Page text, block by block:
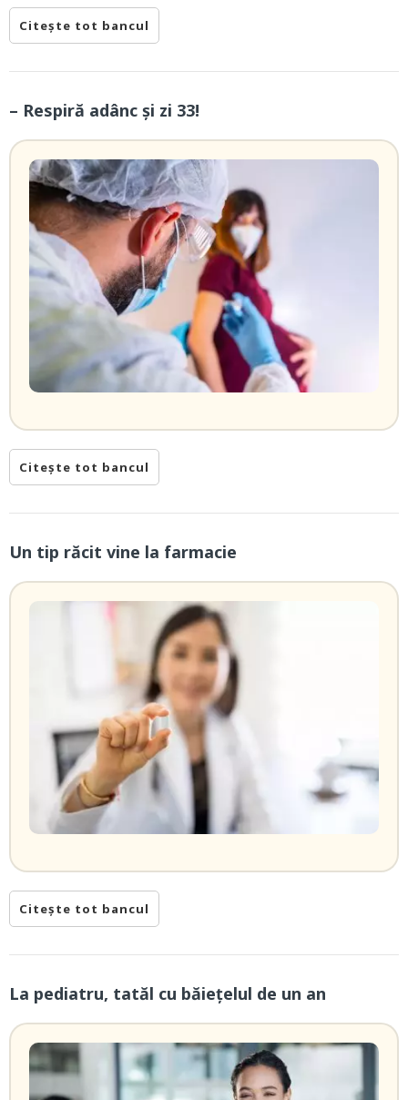
Citește tot bancul
– Respiră adânc și zi 33!
Citește tot bancul
Un tip răcit vine la farmacie
Citește tot bancul
La pediatru, tatăl cu băieţelul de un an